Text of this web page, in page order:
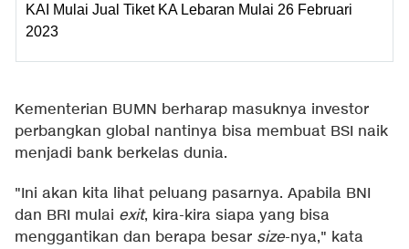
KAI Mulai Jual Tiket KA Lebaran Mulai 26 Februari
2023
Kementerian BUMN berharap masuknya investor
perbangkan global nantinya bisa membuat BSI naik
menjadi bank berkelas dunia.
"Ini akan kita lihat peluang pasarnya. Apabila BNI
dan BRI mulai exit, kira-kira siapa yang bisa
menggantikan dan berapa besar size-nya," kata